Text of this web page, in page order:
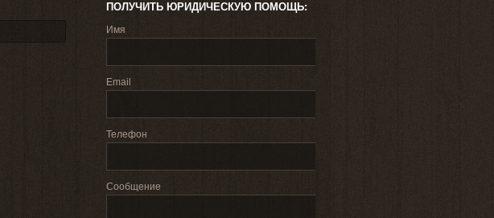
ПОЛУЧИТЬ ЮРИДИЧЕСКУЮ ПОМОЩЬ:
Имя
Email
Телефон
Сообщение